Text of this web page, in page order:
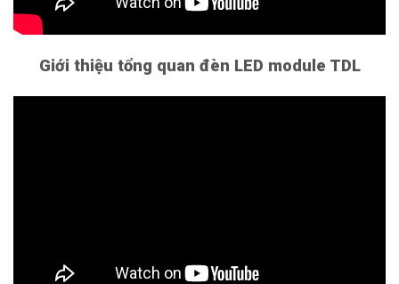
Giới thiệu tổng quan đèn LED module TDL